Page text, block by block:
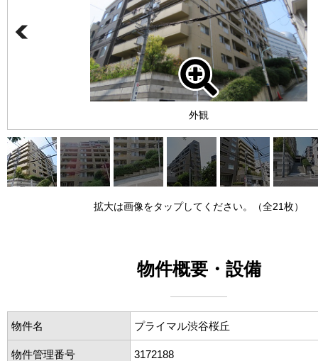
外観
拡大は画像をタップしてください。（全21枚）
物件概要・設備
物件名 プライマル渋谷桜丘
物件管理番号 3172188